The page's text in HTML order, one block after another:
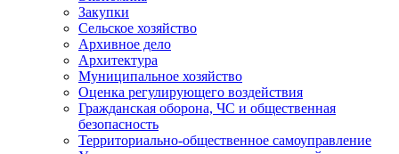
Закупки
Сельское хозяйство
Архивное дело
Архитектура
Муниципальное хозяйство
Оценка регулирующего воздействия
Гражданская оборона, ЧС и общественная
безопасность
Территориально-общественное самоуправление